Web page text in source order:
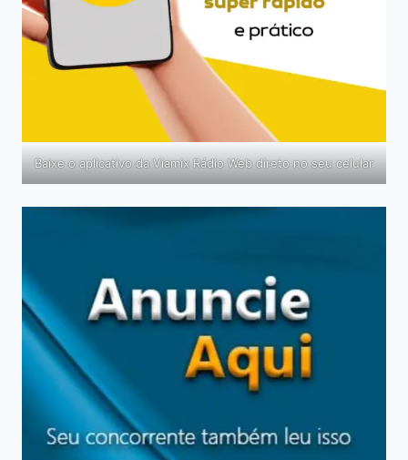
Baixe o aplicativo da Viamix Rádio Web direto no seu celular